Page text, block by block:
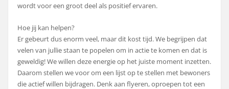
wordt voor een groot deel als positief ervaren.
Hoe jij kan helpen?
Er gebeurt dus enorm veel, maar dit kost tijd. We begrijpen dat
velen van jullie staan te popelen om in actie te komen en dat is
geweldig! We willen deze energie op het juiste moment inzetten.
Daarom stellen we voor om een lijst op te stellen met bewoners
die actief willen bijdragen. Denk aan flyeren, oproepen tot een